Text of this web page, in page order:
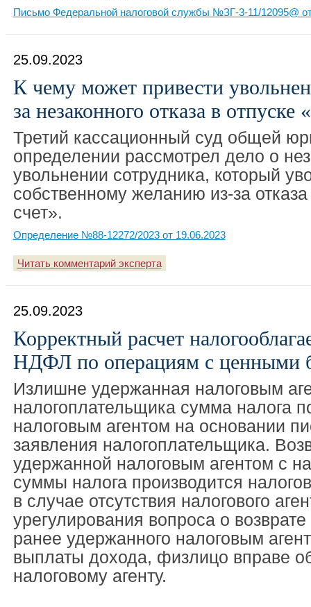
Письмо Федеральной налоговой службы №ЗГ-3-11/12095@
25.09.2023
К чему может привести
за незаконного отказа в отпуске
Третий кассационный суд общей
определении рассмотрел дело о
увольнении сотрудника, который
собственному желанию из-за отказа
счет».
Определение №88-12272/2023 от 19.06.2023
Читать комментарий эксперта
25.09.2023
Корректный расчет
НДФЛ по операциям с ценными
Излишне удержанная налоговым
налогоплательщика сумма налога
налоговым агентом на основании
заявления налогоплательщика.
удержанной налоговым агентом с
суммы налога производится
в случае отсутствия налогового
урегулирования вопроса о
ранее удержанного налоговым
выплаты дохода, физлицо вправе
налоговому агенту.